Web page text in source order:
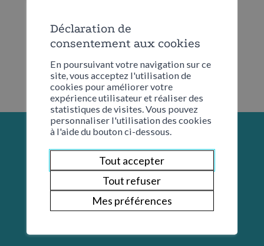
Déclaration de
consentement aux cookies
En poursuivant votre navigation sur ce
site, vous acceptez l'utilisation de
cookies pour améliorer votre
expérience utilisateur et réaliser des
statistiques de visites. Vous pouvez
personnaliser l'utilisation des cookies
à l'aide du bouton ci-dessous.
Tout accepter
Tout refuser
Mes préférences